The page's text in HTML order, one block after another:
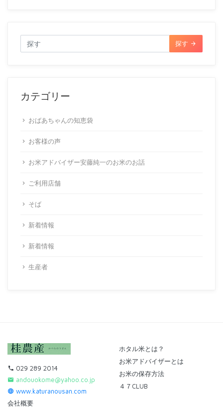
探す
カテゴリー
おばあちゃんの知恵袋
お客様の声
お米アドバイザー安藤純一のお米のお話
ご利用店舗
そば
新着情報
新着情報
生産者
029 289 2014
andouokome@yahoo.co.jp
www.katuranousan.com
ホタル米とは？
お米アドバイザーとは
お米の保存方法
４７CLUB
会社概要